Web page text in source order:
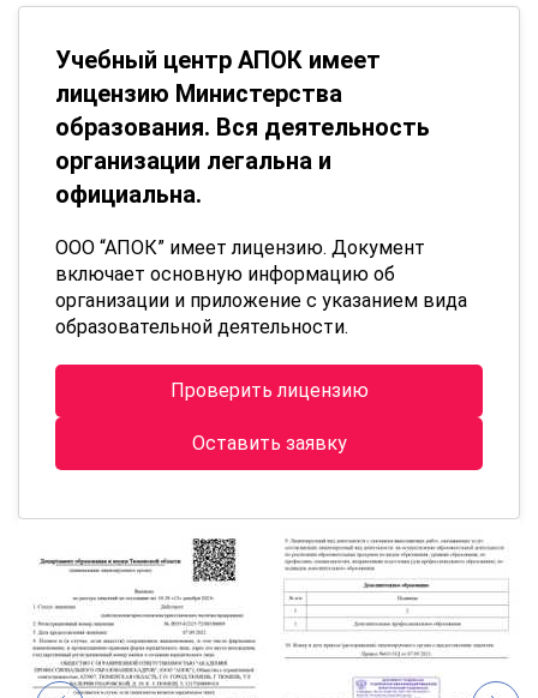
Учебный центр АПОК имеет
лицензию Министерства
образования. Вся деятельность
организации легальна и
официальна.
ООО “АПОК” имеет лицензию. Документ
включает основную информацию об
организации и приложение с указанием вида
образовательной деятельности.
Проверить лицензию
Оставить заявку